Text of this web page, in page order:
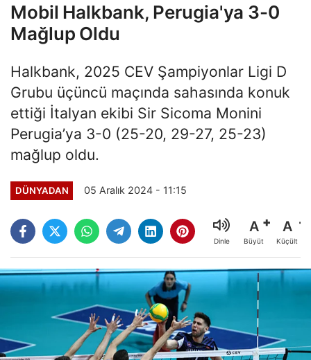
Mobil Halkbank, Perugia'ya 3-0
Mağlup Oldu
Halkbank, 2025 CEV Şampiyonlar Ligi D
Grubu üçüncü maçında sahasında konuk
ettiği İtalyan ekibi Sir Sicoma Monini
Perugia’ya 3-0 (25-20, 29-27, 25-23)
mağlup oldu.
DÜNYADAN 05 Aralık 2024 - 11:15
Dinle
A
Büyüt
A
Küçült